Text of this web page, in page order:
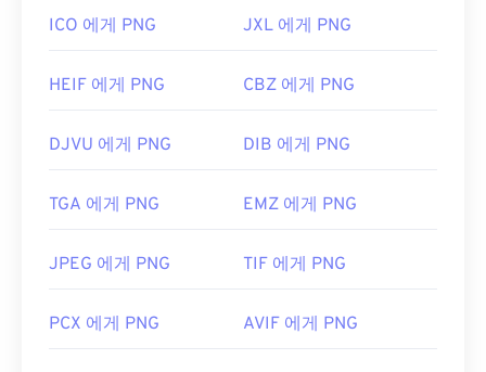
ICO 에게 PNG JXL 에게 PNG
HEIF 에게 PNG CBZ 에게 PNG
DJVU 에게 PNG DIB 에게 PNG
TGA 에게 PNG EMZ 에게 PNG
JPEG 에게 PNG TIF 에게 PNG
PCX 에게 PNG AVIF 에게 PNG